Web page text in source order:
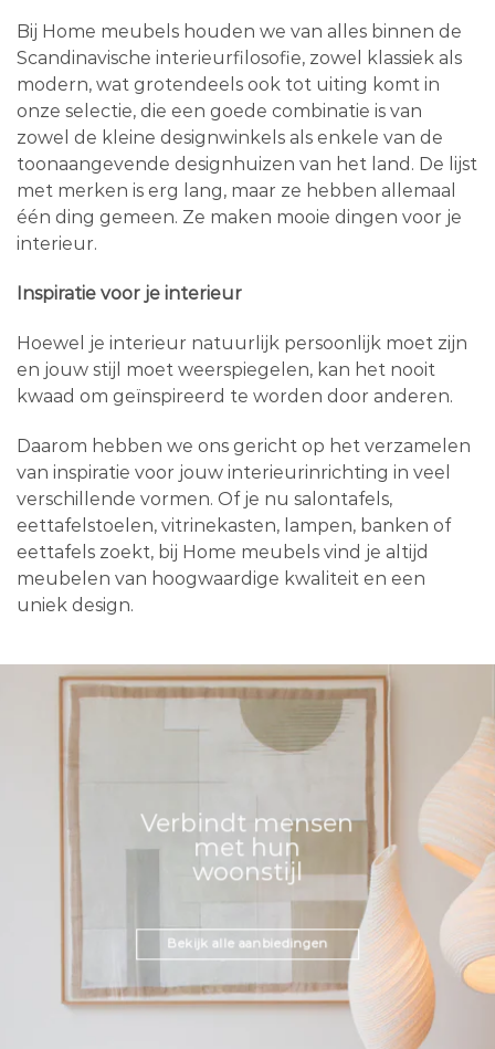
Bij Home meubels houden we van alles binnen de
Scandinavische interieurfilosofie, zowel klassiek als
modern, wat grotendeels ook tot uiting komt in
onze selectie, die een goede combinatie is van
zowel de kleine designwinkels als enkele van de
toonaangevende designhuizen van het land. De lijst
met merken is erg lang, maar ze hebben allemaal
één ding gemeen. Ze maken mooie dingen voor je
interieur.
Inspiratie voor je interieur
Hoewel je interieur natuurlijk persoonlijk moet zijn
en jouw stijl moet weerspiegelen, kan het nooit
kwaad om geïnspireerd te worden door anderen.
Daarom hebben we ons gericht op het verzamelen
van inspiratie voor jouw interieurinrichting in veel
verschillende vormen. Of je nu salontafels,
eettafelstoelen, vitrinekasten, lampen, banken of
eettafels zoekt, bij Home meubels vind je altijd
meubelen van hoogwaardige kwaliteit en een
uniek design.
Verbindt mensen
met hun
woonstijl
Bekijk alle aanbiedingen